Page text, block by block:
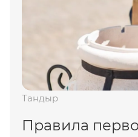
Тандыр
Правила